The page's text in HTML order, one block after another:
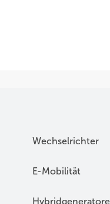
Wechselrichter
E-Mobilität